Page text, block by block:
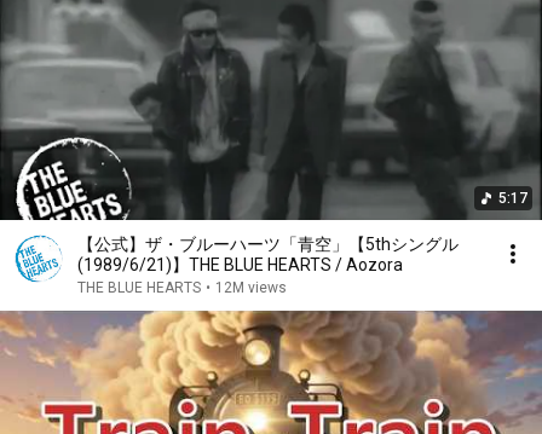
5:17
【公式】ザ・ブルーハーツ「青空」【5thシングル
(1989/6/21)】THE BLUE HEARTS / Aozora
THE BLUE HEARTS • 12M views